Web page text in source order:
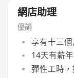
網店助理
優韻
享有十三
14天有薪
彈性工時